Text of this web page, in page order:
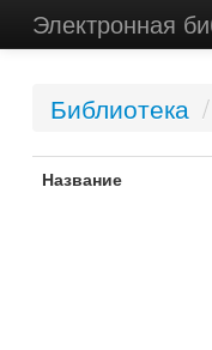
Электронная
Библиотека /
Название